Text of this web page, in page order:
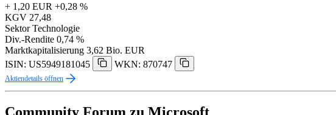
+ 1,20 EUR +0,28 %
KGV 27,48
Sektor Technologie
Div.-Rendite 0,74 %
Marktkapitalisierung 3,62 Bio. EUR
ISIN: US5949181045
WKN: 870747
Aktiendetails öffnen
Community Forum zu Microsoft